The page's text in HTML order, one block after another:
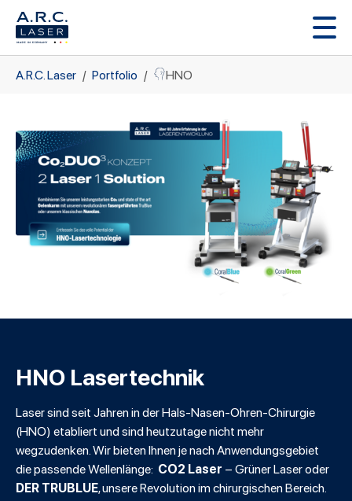
Zum Hauptinhalt springen
Sie sind hier:
A.R.C. Laser Portfolio HNO
HNO Lasertechnik
Laser sind seit Jahren in der Hals-Nasen-Ohren-Chirurgie
(HNO) etabliert und sind heutzutage nicht mehr
wegzudenken. Wir bieten Ihnen je nach Anwendungsgebiet
die passende Wellenlänge: CO2 Laser– Grüner Laser oder
DER TRUBLUE, unsere Revolution im chirurgischen Bereich.